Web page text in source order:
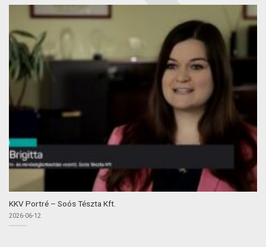
KKV Portré – Soós Tészta Kft.
2026-06-12